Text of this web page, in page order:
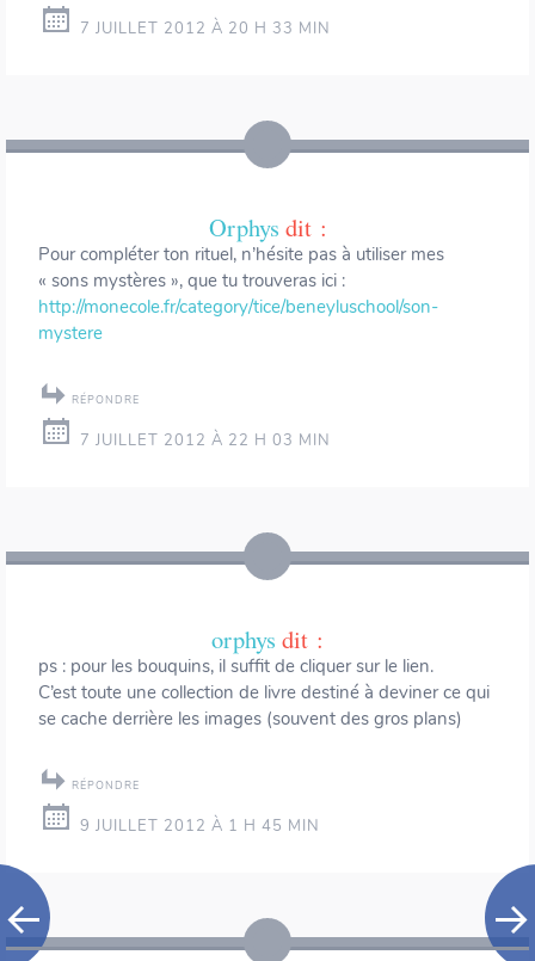
7 JUILLET 2012 À 20 H 33 MIN
Orphys dit :
Pour compléter ton rituel, n’hésite pas à utiliser mes
« sons mystères », que tu trouveras ici :
http://monecole.fr/category/tice/beneyluschool/son-
mystere
RÉPONDRE
7 JUILLET 2012 À 22 H 03 MIN
orphys dit :
ps : pour les bouquins, il suffit de cliquer sur le lien.
C’est toute une collection de livre destiné à deviner ce qui
se cache derrière les images (souvent des gros plans)
RÉPONDRE
9 JUILLET 2012 À 1 H 45 MIN